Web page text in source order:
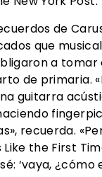
de
que
a tomar
de primaria.
guitarra
recuerda.
Like the First
‘vaya, ¿cómo